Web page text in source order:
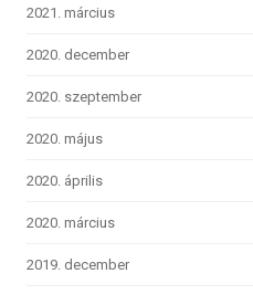
2021. március
2020. december
2020. szeptember
2020. május
2020. április
2020. március
2019. december